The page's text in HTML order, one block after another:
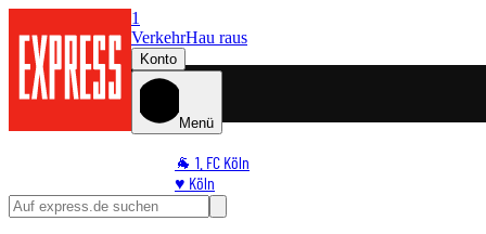
1
VerkehrHau raus
Konto
Menü
🐐 1. FC Köln
♥️ Köln
⭐ Promi